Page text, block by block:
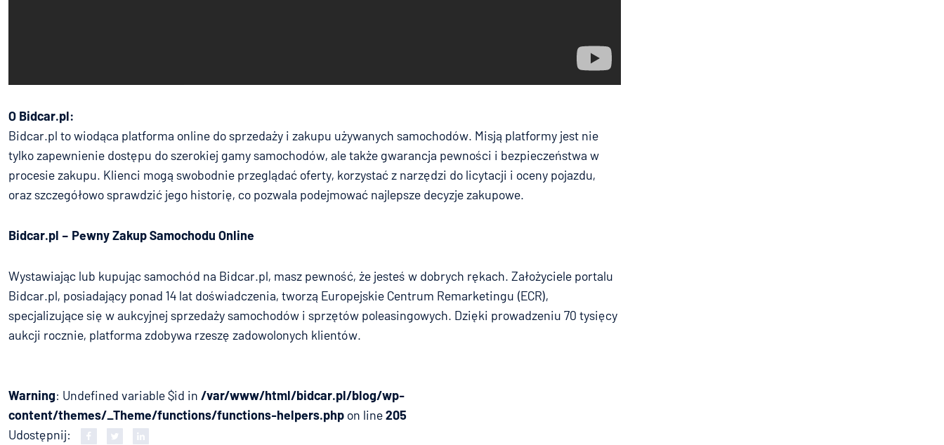
O Bidcar.pl:
Bidcar.pl to wiodąca platforma online do sprzedaży i zakupu używanych samochodów. Misją platformy jest nie
tylko zapewnienie dostępu do szerokiej gamy samochodów, ale także gwarancja pewności i bezpieczeństwa w
procesie zakupu. Klienci mogą swobodnie przeglądać oferty, korzystać z narzędzi do licytacji i oceny pojazdu,
oraz szczegółowo sprawdzić jego historię, co pozwala podejmować najlepsze decyzje zakupowe.
Bidcar.pl – Pewny Zakup Samochodu Online
Wystawiając lub kupując samochód na Bidcar.pl, masz pewność, że jesteś w dobrych rękach. Założyciele portalu
Bidcar.pl, posiadający ponad 14 lat doświadczenia, tworzą Europejskie Centrum Remarketingu (ECR),
specjalizujące się w aukcyjnej sprzedaży samochodów i sprzętów poleasingowych. Dzięki prowadzeniu 70 tysięcy
aukcji rocznie, platforma zdobywa rzeszę zadowolonych klientów.
Warning: Undefined variable $id in /var/www/html/bidcar.pl/blog/wp-
content/themes/_Theme/functions/functions-helpers.php on line205
Udostępnij: